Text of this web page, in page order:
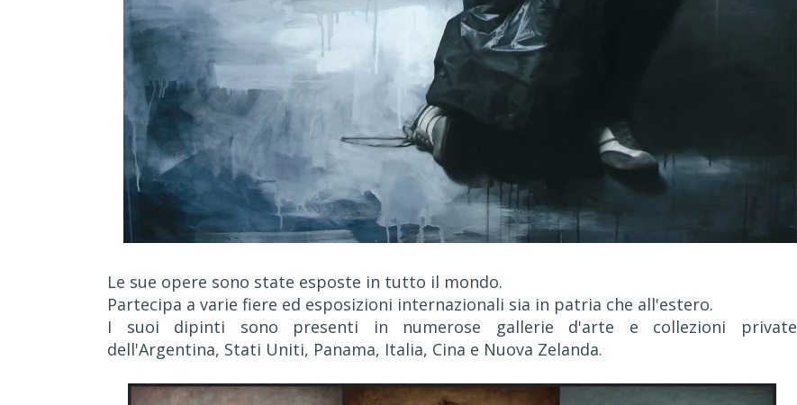
Le sue opere sono state esposte in tutto il mondo.
Partecipa a varie fiere ed esposizioni internazionali sia in patria che all'estero.
I suoi dipinti sono presenti in numerose gallerie d'arte e collezioni private
dell'Argentina, Stati Uniti, Panama, Italia, Cina e Nuova Zelanda.